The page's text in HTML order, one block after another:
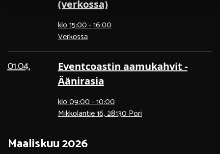
(verkossa)
klo 15:00 - 16:00
Verkossa
01.04.
Eventcoastin aamukahvit -
Äänirasia
klo 09:00 - 10:00
Mikkolantie 16, 28130 Pori
Maaliskuu 2026